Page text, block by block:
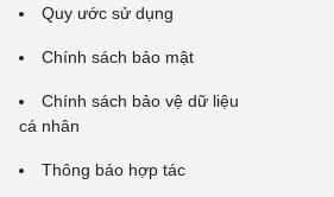
Quy ước sử dụng
Chính sách bảo mật
Chính sách bảo vệ dữ liệu
cá nhân
Thông báo hợp tác